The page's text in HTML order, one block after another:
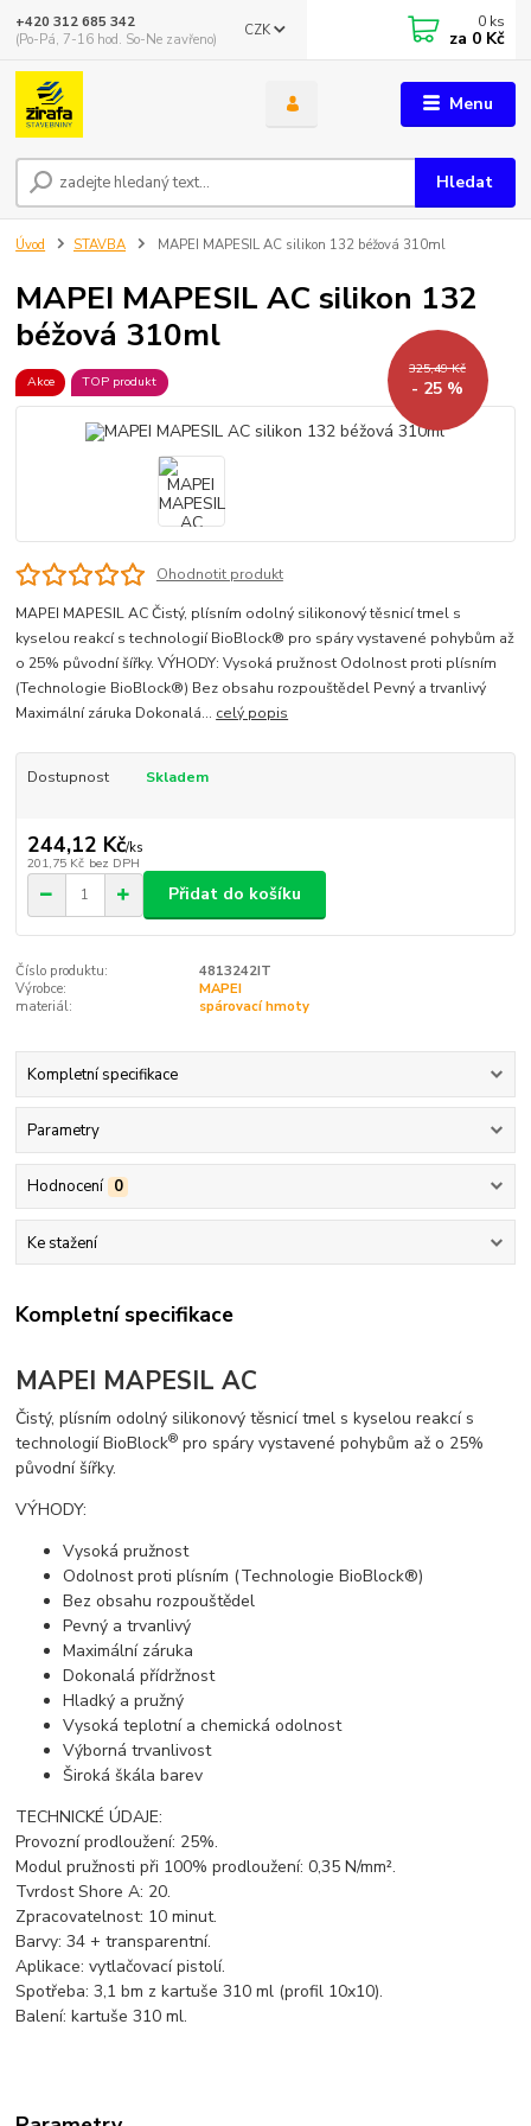
Menu
CZK
Hledat
+420 312 685 342
(Po-Pá, 7-16 hod. So-Ne zavřeno)
0 ks
za 0 Kč
Úvod STAVBA MAPEI MAPESIL AC silikon 132 béžová 310ml
MAPEI MAPESIL AC silikon 132
béžová 310ml
Akce TOP produkt
325,49 Kč
- 25 %
Ohodnotit produkt
MAPEI MAPESIL AC Čistý, plísním odolný silikonový těsnicí tmel s
kyselou reakcí s technologií BioBlock® pro spáry vystavené pohybům až
o 25% původní šířky. VÝHODY: Vysoká pružnost Odolnost proti plísním
(Technologie BioBlock®) Bez obsahu rozpouštědel Pevný a trvanlivý
Maximální záruka Dokonalá... celý popis
Dostupnost Skladem
244,12 Kč/ks
201,75 Kč bez DPH
Přidat do košíku
Číslo produktu:
4813242IT
Výrobce:
MAPEI
materiál:
spárovací hmoty
Kompletní specifikace
Parametry
Hodnocení 0
Ke stažení
Kompletní specifikace
MAPEI MAPESIL AC
Čistý, plísním odolný silikonový těsnicí tmel s kyselou reakcí s
technologií BioBlock® pro spáry vystavené pohybům až o 25%
původní šířky.
VÝHODY:
Vysoká pružnost
Odolnost proti plísním (Technologie BioBlock®)
Bez obsahu rozpouštědel
Pevný a trvanlivý
Maximální záruka
Dokonalá přídržnost
Hladký a pružný
Vysoká teplotní a chemická odolnost
Výborná trvanlivost
Široká škála barev
TECHNICKÉ ÚDAJE:
Provozní prodloužení: 25%.
Modul pružnosti při 100% prodloužení: 0,35 N/mm².
Tvrdost Shore A: 20.
Zpracovatelnost: 10 minut.
Barvy: 34 + transparentní.
Aplikace: vytlačovací pistolí.
Spotřeba: 3,1 bm z kartuše 310 ml (profil 10x10).
Balení: kartuše 310 ml.